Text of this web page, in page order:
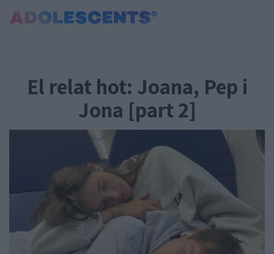
Estudis
Curiositats i Tendències
Amor i relacions
Tecnologia:
Sobrevia.net
El relat hot: Joana, Pep i
Jona [part 2]